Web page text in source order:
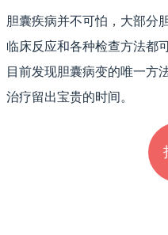
胆囊疾病并不可怕，大部分
临床反应和各种检查方法都
目前发现胆囊病变的唯一方
治疗留出宝贵的时间。